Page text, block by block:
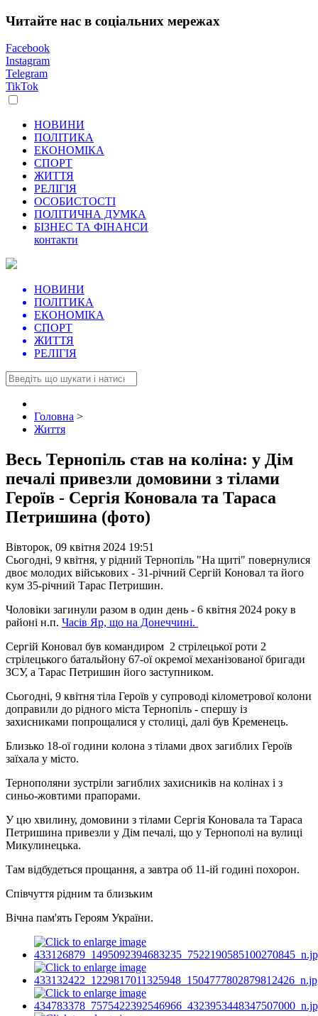
Читайте нас в соціальних мережах
Facebook
Instagram
Telegram
TikTok
НОВИНИ
ПОЛІТИКА
ЕКОНОМІКА
СПОРТ
ЖИТТЯ
РЕЛІГІЯ
ОСОБИСТОСТІ
ПОЛІТИЧНА ДУМКА
БІЗНЕС ТА ФІНАНСИ
контакти
НОВИНИ
ПОЛІТИКА
ЕКОНОМІКА
СПОРТ
ЖИТТЯ
РЕЛІГІЯ
Головна >
Життя
Весь Тернопіль став на коліна: у Дім
печалі привезли домовини з тілами
Героїв - Сергія Коновала та Тараса
Петришина (фото)
Вівторок, 09 квітня 2024 19:51
Сьогодні, 9 квітня, у рідний Тернопіль "На щиті" повернулися
двоє молодих військових - 31-річний Сергій Коновал та його
кум 35-річний Тарас Петришин.
Чоловіки загинули разом в один день - 6 квітня 2024 року в
районі н.п. Часів Яр, що на Донеччині.
Сергій Коновал був командиром 2 стрілецької роти 2
стрілецького батальйону 67-ої окремої механізованої бригади
ЗСУ, а Тарас Петришин його заступником.
Сьогодні, 9 квітня тіла Героїв у супроводі кілометрової колони
доправили до рідного міста Тернопіль - спершу із
захисниками попрощалися у столиці, далі був Кременець.
Близько 18-ої години колона з тілами двох загиблих Героїв
заїхала у місто.
Тернополяни зустріли загиблих захисників на колінах і з
синьо-жовтими прапорами.
У цю хвилину, домовини з тілами Сергія Коновала та Тараса
Петришина привезли у Дім печалі, що у Тернополі на вулиці
Микулинецька.
Там відбудеться прощання, а завтра об 11-ій годині похорон.
Співчуття рідним та близьким
Вічна пам'ять Героям України.